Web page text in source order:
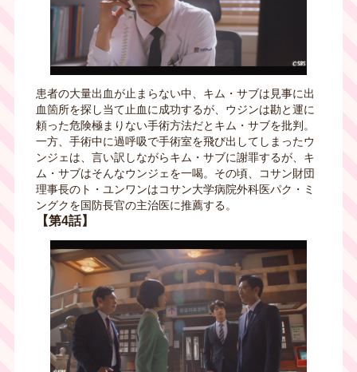
患者の大量出血が止まらない中、キム・サブは見事に出
血箇所を探し当て止血に成功するが、ウジンは勘と運に
頼った危険極まりない手術方法だとキム・サブを批判。
一方、手術中に過呼吸で手術室を飛び出してしまったウ
ンジェは、言い訳しながらキム・サブに謝罪するが、キ
ム・サブはそんなウンジェを一喝。その頃、コサン財団
理事長のト・ユンワンはコサン大学病院外科医パク・ミ
ングクを国防長官の主治医に推薦する。
【第4話】